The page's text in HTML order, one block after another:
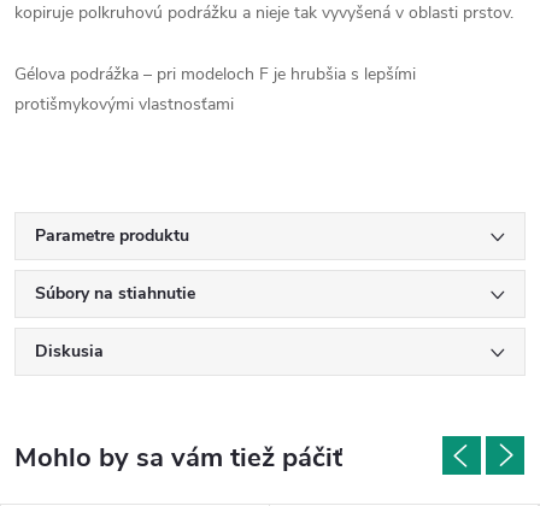
kopiruje polkruhovú podrážku a nieje tak vyvyšená v oblasti prstov.
Gélova podrážka – pri modeloch F je hrubšia s lepšími
protišmykovými vlastnosťami
Parametre produktu
Súbory na stiahnutie
Diskusia